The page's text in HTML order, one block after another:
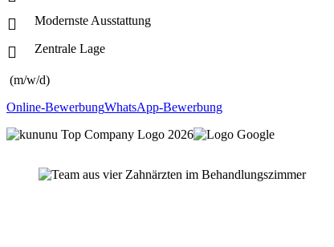
Modernste Ausstattung
Zentrale Lage
(m/w/d)
Online-BewerbungWhatsApp-Bewerbung